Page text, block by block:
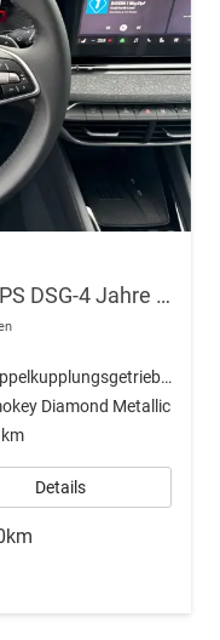
Selection 1,5 TSI mHEV 150 PS DSG-4 Jahre Garantie-Anhängerkupplung schwenkbar-PDC vorne und hinten-Sitzheizung-Smart Link
Doppelkupplungsgetriebe (DSG)
Diamond Metallic
Details